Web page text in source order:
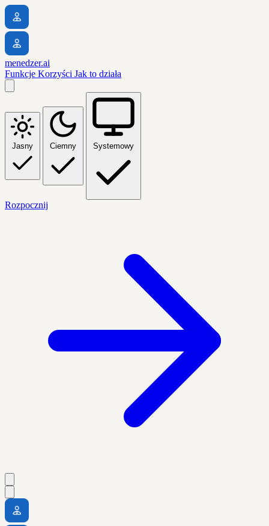
menedzer.ai
Funkcje Korzyści Jak to działa
Jasny Ciemny Systemowy
Rozpocznij